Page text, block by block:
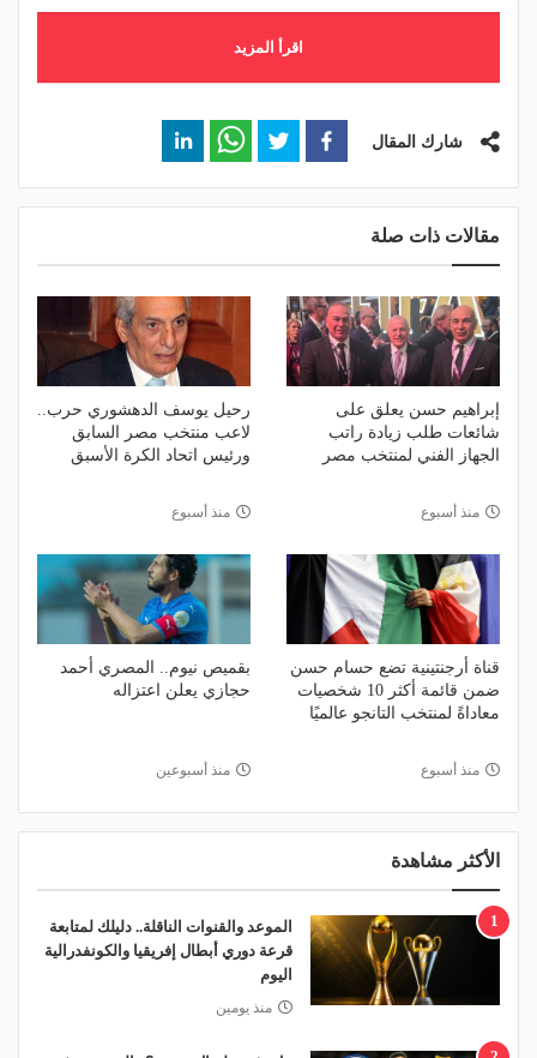
اقرأ المزيد
شارك المقال
مقالات ذات صلة
إبراهيم حسن يعلق على
شائعات طلب زيادة راتب
الجهاز الفني لمنتخب مصر
منذ أسبوع
رحيل يوسف الدهشوري حرب..
لاعب منتخب مصر السابق
ورئيس اتحاد الكرة الأسبق
منذ أسبوع
قناة أرجنتينية تضع حسام حسن
ضمن قائمة أكثر 10 شخصيات
معاداةً لمنتخب التانجو عالميًا
منذ أسبوع
بقميص نيوم.. المصري أحمد
حجازي يعلن اعتزاله
منذ أسبوعين
الأكثر مشاهدة
1
الموعد والقنوات الناقلة.. دليلك لمتابعة
قرعة دوري أبطال إفريقيا والكونفدرالية
اليوم
منذ يومين